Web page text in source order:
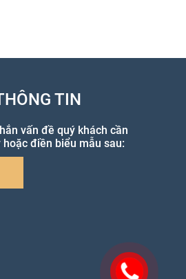
TIN
vấn đề quý khách cần
điền biểu mẫu sau: